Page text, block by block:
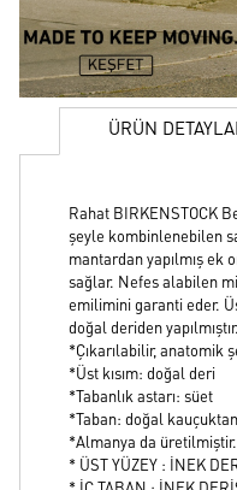
ÜRÜN
Rahat BIRKENSTOCK
şeyle kombinlenebilen
mantardan yapılmış ek
sağlar. Nefes alabilen
emilimini garanti eder.
doğal deriden yapılmıştır.
*Çıkarılabilir, anatomik
*Üst kısım: doğal deri
*Tabanlık astarı: süet
*Taban: doğal
*Almanya da üretilmiştir.
* ÜST YÜZEY : İNEK